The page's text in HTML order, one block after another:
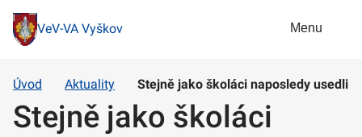
VeV-VA Vyškov Menu
Úvod Aktuality Stejně jako školáci naposledy usedli
Stejně jako školáci